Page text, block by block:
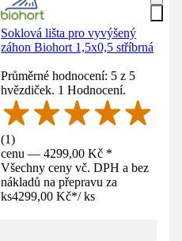
Soklová lišta pro vyvýšený
záhon Biohort 1,5x0,5 stříbrná
Průměrné hodnocení: 5 z 5
hvězdiček. 1 Hodnocení.
(1)
cenu — 4299,00 Kč *
Všechny ceny vč. DPH a bez
nákladů na přepravu za
ks4299,00 Kč*/ ks